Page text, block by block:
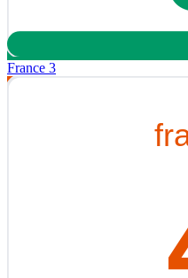
France 3